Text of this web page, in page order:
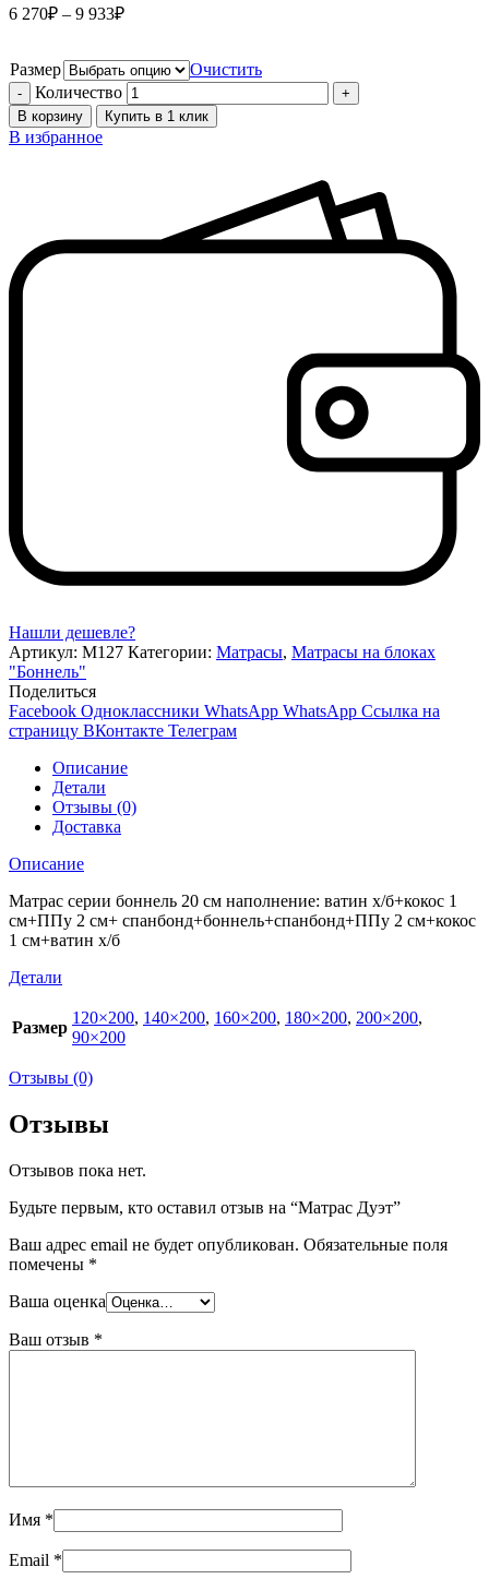
6 270₽ – 9 933₽
Размер
Очистить
Количество
В корзину Купить в 1 клик
В избранное
Нашли дешевле?
Артикул: М127 Категории: Матрасы, Матрасы на блоках
"Боннель"
Поделиться
Facebook Одноклассники WhatsApp WhatsApp Ссылка на
страницу ВКонтакте Телеграм
Описание
Детали
Отзывы (0)
Доставка
Описание
Матрас серии боннель 20 см наполнение: ватин х/б+кокос 1
см+ППу 2 см+ спанбонд+боннель+спанбонд+ППу 2 см+кокос
1 см+ватин х/б
Детали
Размер
120×200, 140×200, 160×200, 180×200, 200×200,
90×200
Отзывы (0)
Отзывы
Отзывов пока нет.
Будьте первым, кто оставил отзыв на “Матрас Дуэт”
Ваш адрес email не будет опубликован. Обязательные поля
помечены *
Ваша оценка
Ваш отзыв *
Имя *
Email *